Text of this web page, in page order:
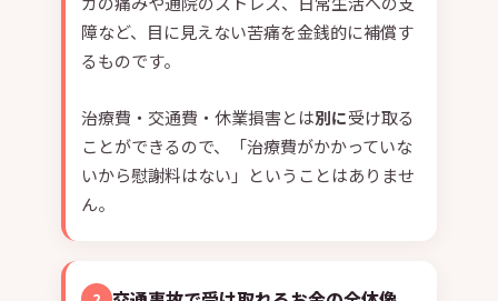
障など、目に見えない苦痛を金銭的に補償す
るものです。
治療費・交通費・休業損害とは別に受け取る
ことができるので、「治療費がかかっていな
いから慰謝料はない」ということはありませ
ん。